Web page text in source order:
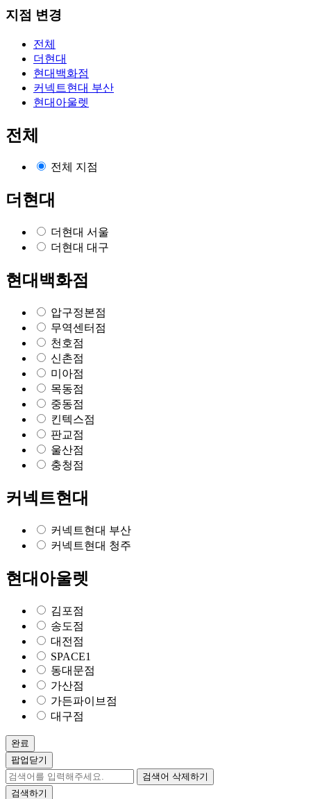
지점 변경
전체
더현대
현대백화점
커넥트현대 부산
현대아울렛
전체
전체 지점
더현대
더현대 서울
더현대 대구
현대백화점
압구정본점
무역센터점
천호점
신촌점
미아점
목동점
중동점
킨텍스점
판교점
울산점
충청점
커넥트현대
커넥트현대 부산
커넥트현대 청주
현대아울렛
김포점
송도점
대전점
SPACE1
동대문점
가산점
가든파이브점
대구점
완료
팝업닫기
검색어 삭제하기
검색하기